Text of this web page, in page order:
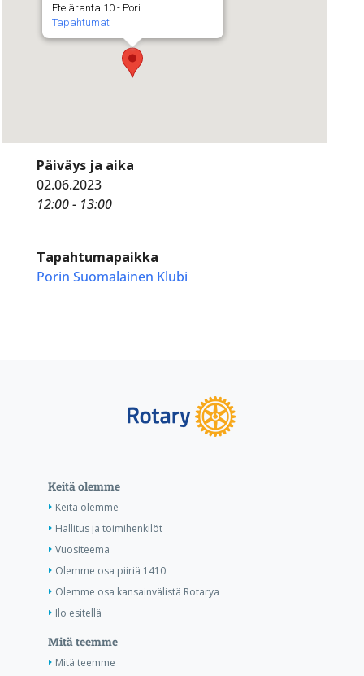
Eteläranta 10 - Pori
Tapahtumat
Päiväys ja aika
02.06.2023
12:00 - 13:00
Tapahtumapaikka
Porin Suomalainen Klubi
Keitä olemme
Keitä olemme
Hallitus ja toimihenkilöt
Vuositeema
Olemme osa piiriä 1410
Olemme osa kansainvälistä Rotarya
Ilo esitellä
Mitä teemme
Mitä teemme